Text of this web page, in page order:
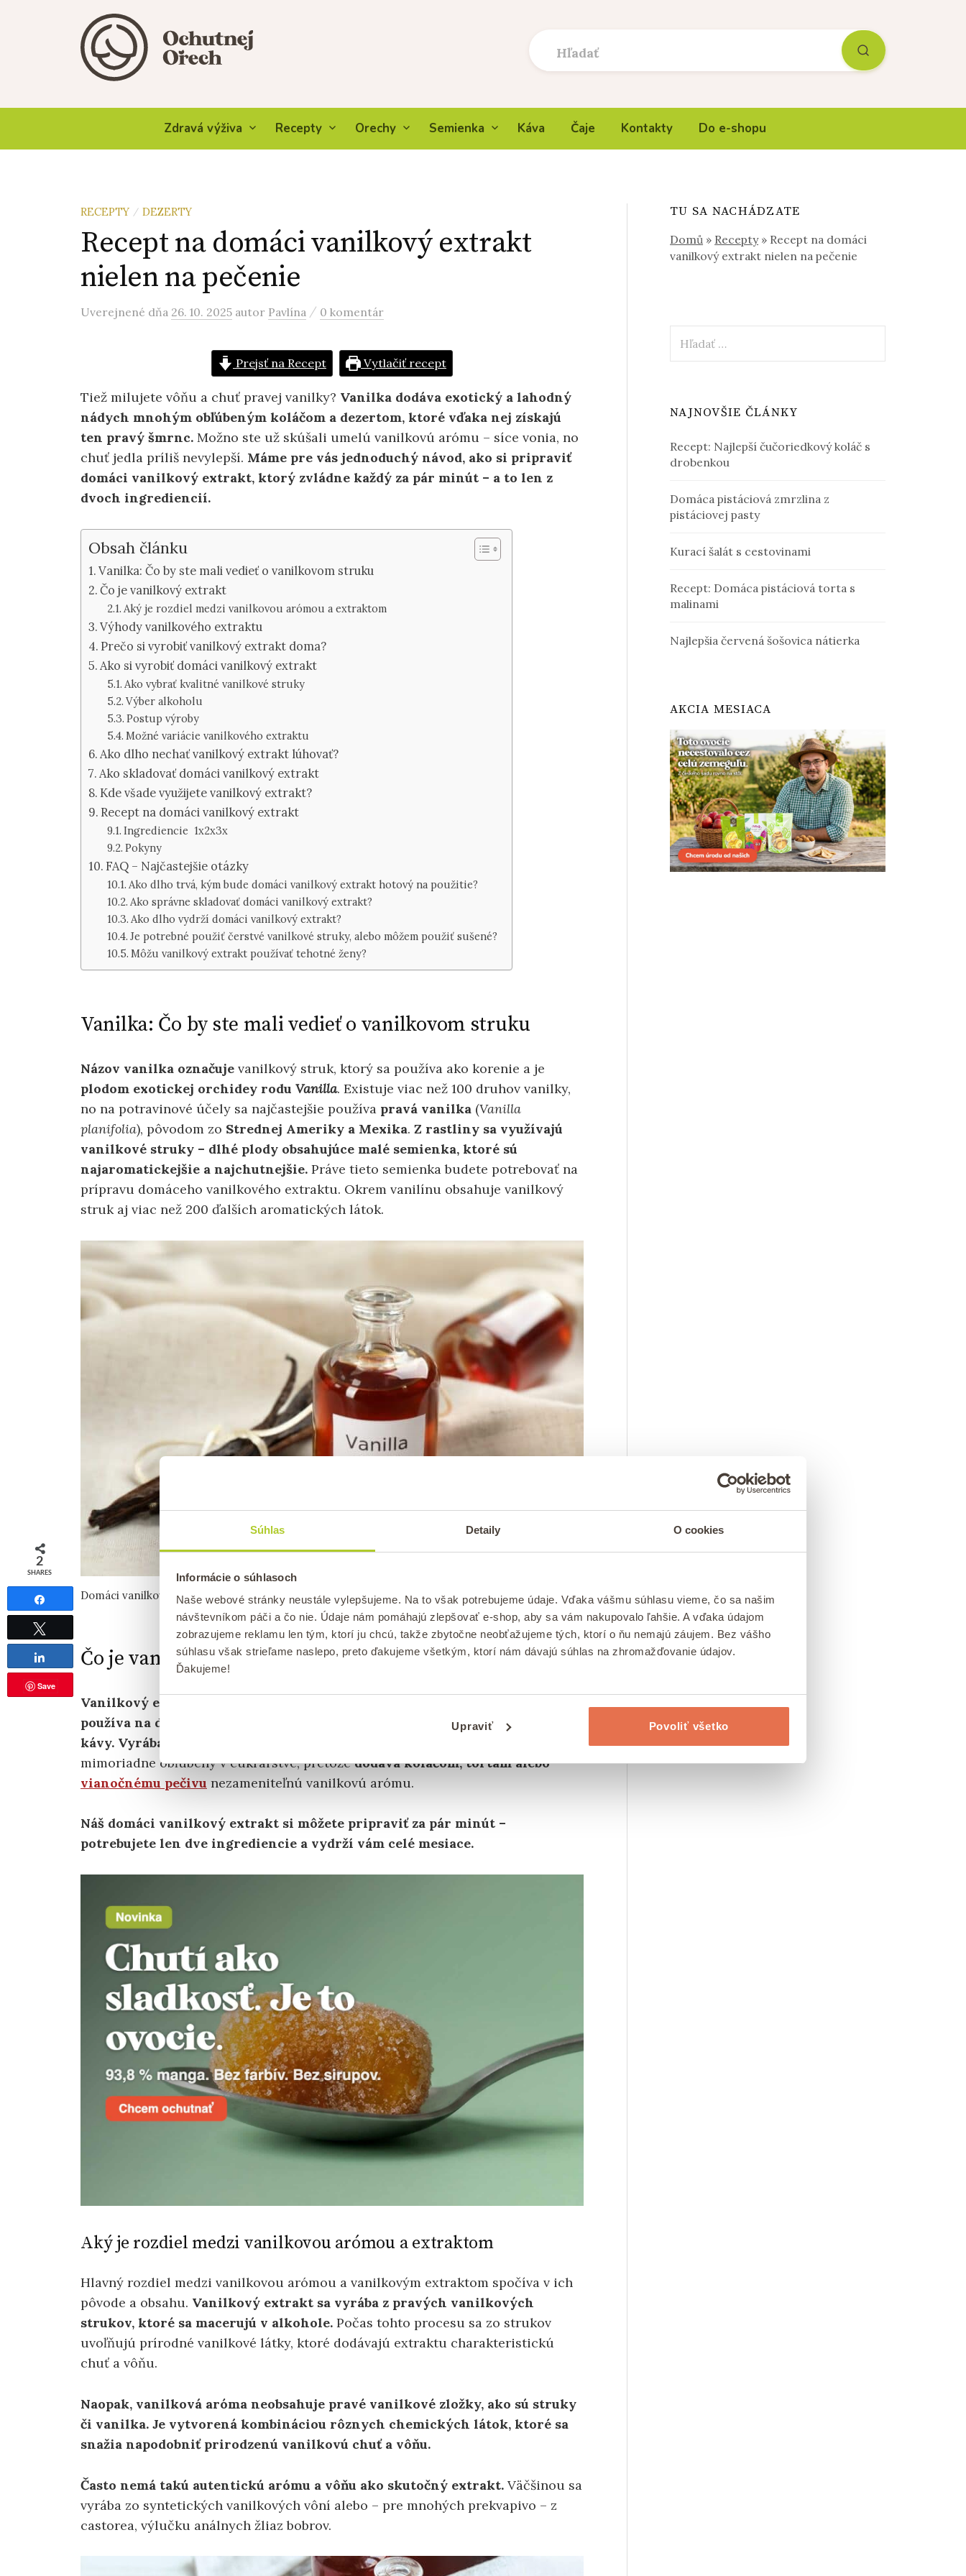
Súhlas Detaily O cookies
Informácie o súhlasoch
Naše webové stránky neustále vylepšujeme. Na to však potrebujeme údaje. Vďaka vášmu súhlasu vieme, čo sa našim
návštevníkom páči a čo nie. Údaje nám pomáhajú zlepšovať e-shop, aby sa vám nakupovalo ľahšie. A vďaka údajom
zobrazujeme reklamu len tým, ktorí ju chcú, takže zbytočne neobťažujeme tých, ktorí o ňu nemajú záujem. Bez vášho
súhlasu však strieľame naslepo, preto ďakujeme všetkým, ktorí nám dávajú súhlas na zhromažďovanie údajov.
Ďakujeme!
Upraviť Povoliť všetko
Zdravá výživa Recepty Orechy Semienka Káva Čaje Kontakty Do e-shopu
RECEPTY / DEZERTY
Recept na domáci vanilkový extrakt
nielen na pečenie
Uverejnené dňa 26. 10. 2025 autor Pavlína / 0 komentár
Prejsť na Recept Vytlačiť recept
Tiež milujete vôňu a chuť pravej vanilky? Vanilka dodáva exotický a lahodný
nádych mnohým obľúbeným koláčom a dezertom, ktoré vďaka nej získajú
ten pravý šmrnc. Možno ste už skúšali umelú vanilkovú arómu – síce vonia, no
chuť jedla príliš nevylepší. Máme pre vás jednoduchý návod, ako si pripraviť
domáci vanilkový extrakt, ktorý zvládne každý za pár minút – a to len z
dvoch ingrediencií.
Obsah článku
Vanilka: Čo by ste mali vedieť o vanilkovom struku
Čo je vanilkový extrakt
Aký je rozdiel medzi vanilkovou arómou a extraktom
Výhody vanilkového extraktu
Prečo si vyrobiť vanilkový extrakt doma?
Ako si vyrobiť domáci vanilkový extrakt
Ako vybrať kvalitné vanilkové struky
Výber alkoholu
Postup výroby
Možné variácie vanilkového extraktu
Ako dlho nechať vanilkový extrakt lúhovať?
Ako skladovať domáci vanilkový extrakt
Kde všade využijete vanilkový extrakt?
Recept na domáci vanilkový extrakt
Ingrediencie 1x2x3x
Pokyny
FAQ – Najčastejšie otázky
Ako dlho trvá, kým bude domáci vanilkový extrakt hotový na použitie?
Ako správne skladovať domáci vanilkový extrakt?
Ako dlho vydrží domáci vanilkový extrakt?
Je potrebné použiť čerstvé vanilkové struky, alebo môžem použiť sušené?
Môžu vanilkový extrakt používať tehotné ženy?
Vanilka: Čo by ste mali vedieť o vanilkovom struku
Názov vanilka označuje vanilkový struk, ktorý sa používa ako korenie a je
plodom exotickej orchidey rodu Vanilla. Existuje viac než 100 druhov vanilky,
no na potravinové účely sa najčastejšie používa pravá vanilka (Vanilla
planifolia), pôvodom zo Strednej Ameriky a Mexika. Z rastliny sa využívajú
vanilkové struky – dlhé plody obsahujúce malé semienka, ktoré sú
najaromatickejšie a najchutnejšie. Práve tieto semienka budete potrebovať na
prípravu domáceho vanilkového extraktu. Okrem vanilínu obsahuje vanilkový
struk aj viac než 200 ďalších aromatických látok.
Domáci vanilkový extrakt – recept na vanilkový struk.
Čo je vanilkový extrakt
Vanilkový extrakt je tekutá forma plná vône a chuti vanilky, ktorá sa
používa na dochutenie sladkých pokrmov,
, smoothies alebo
kávy. Vyrába sa z vanilkových strukov a alkoholu.
mimoriadne obľúbený v cukrárstve, pretožedodáva koláčom, tortám alebo
vianočnému pečivu nezameniteľnú vanilkovú arómu.
Náš domáci vanilkový extrakt si môžete pripraviť za pár minút –
potrebujete len dve ingrediencie a vydrží vám celé mesiace.
Aký je rozdiel medzi vanilkovou arómou a extraktom
Hlavný rozdiel medzi vanilkovou arómou a vanilkovým extraktom spočíva v ich
pôvode a obsahu. Vanilkový extrakt sa vyrába z pravých vanilkových
strukov, ktoré sa macerujú v alkohole. Počas tohto procesu sa zo strukov
uvoľňujú prírodné vanilkové látky, ktoré dodávajú extraktu charakteristickú
chuť a vôňu.
Naopak, vanilková aróma neobsahuje pravé vanilkové zložky, ako sú struky
či vanilka. Je vytvorená kombináciou rôznych chemických látok, ktoré sa
snažia napodobniť prirodzenú vanilkovú chuť a vôňu.
Často nemá takú autentickú arómu a vôňu ako skutočný extrakt. Väčšinou sa
vyrába zo syntetických vanilkových vôní alebo – pre mnohých prekvapivo – z
castorea, výlučku análnych žliaz bobrov.
TU SA NACHÁDZATE
Domů » Recepty» Recept na domáci
vanilkový extrakt nielen na pečenie
NAJNOVŠIE ČLÁNKY
Recept: Najlepší čučoriedkový koláč s
drobenkou
Domáca pistáciová zmrzlina z
pistáciovej pasty
Kurací šalát s cestovinami
Recept: Domáca pistáciová torta s
malinami
Najlepšia červená šošovica nátierka
AKCIA MESIACA
2
SHARES
Save